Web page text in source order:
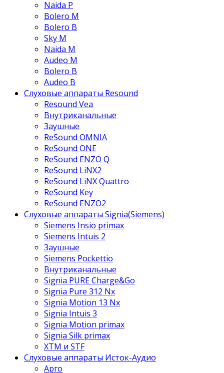
Naida P
Bolero M
Bolero B
Sky M
Naida M
Audeo М
Bolero B
Audeo B
Слуховые аппараты Resound
Resound Vea
Внутриканальные
Заушные
ReSound OMNIA
ReSound ONE
ReSound ENZO Q
ReSound LiNX2
ReSound LiNX Quattro
ReSound Key
ReSound ENZO2
Слуховые аппараты Signia(Siemens)
Siemens Insio primax
Siemens Intuis 2
Заушные
Siemens Pockettio
Внутриканальные
Signia PURE Charge&Go
Signia Pure 312 Nx
Signia Motion 13 Nx
Signia Intuis 3
Signia Motion primax
Signia Silk primax
XTM и STF
Слуховые аппараты Исток-Аудио
Арго